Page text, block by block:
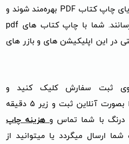
چاپ کتاب PDF بهره‌مند شوند و
معایب آن را به حداقل برسانند. شما با چاپ کتاب های pdf
در این اپلیکیشن های و بازر های
ثبت سفارش کلیک کنید و
خود را بصورت آنلاین ثبت و زیر 5 دقیقه
درنگ با شما تماس وهزینه چاپ
ارسال میگردد یا میتوانید از